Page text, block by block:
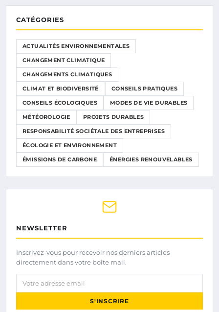
CATÉGORIES
ACTUALITÉS ENVIRONNEMENTALES
CHANGEMENT CLIMATIQUE
CHANGEMENTS CLIMATIQUES
CLIMAT ET BIODIVERSITÉ CONSEILS PRATIQUES
CONSEILS ÉCOLOGIQUES MODES DE VIE DURABLES
MÉTÉOROLOGIE PROJETS DURABLES
RESPONSABILITÉ SOCIÉTALE DES ENTREPRISES
ÉCOLOGIE ET ENVIRONNEMENT
ÉMISSIONS DE CARBONE ÉNERGIES RENOUVELABLES
NEWSLETTER
Inscrivez-vous pour recevoir nos derniers articles
directement dans votre boîte mail.
Votre adresse email
S'INSCRIRE